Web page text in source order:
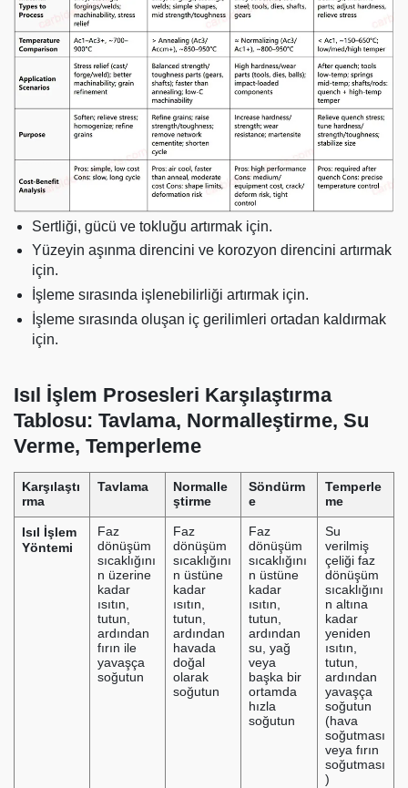
Sertliği, gücü ve tokluğu artırmak için.
Yüzeyin aşınma direncini ve korozyon direncini artırmak
için.
İşleme sırasında işlenebilirliği artırmak için.
İşleme sırasında oluşan iç gerilimleri ortadan kaldırmak
için.
Isıl İşlem Prosesleri Karşılaştırma
Tablosu: Tavlama, Normalleştirme, Su
Verme, Temperleme
Karşılaştı
rma
Tavlama
Normalle
ştirme
Söndürm
e
Temperle
me
Isıl İşlem
Yöntemi
Faz
dönüşüm
sıcaklığını
n üzerine
kadar
ısıtın,
tutun,
ardından
fırın ile
yavaşça
soğutun
Faz
dönüşüm
sıcaklığını
n üstüne
kadar
ısıtın,
tutun,
ardından
havada
doğal
olarak
soğutun
Faz
dönüşüm
sıcaklığını
n üstüne
kadar
ısıtın,
tutun,
ardından
su, yağ
veya
başka bir
ortamda
hızla
soğutun
Su
verilmiş
çeliği faz
dönüşüm
sıcaklığını
n altına
kadar
yeniden
ısıtın,
tutun,
ardından
yavaşça
soğutun
(hava
soğutması
veya fırın
soğutması
)